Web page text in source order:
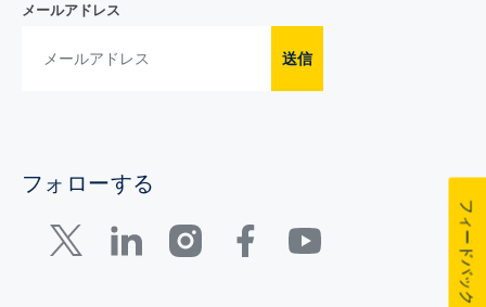
メールアドレス
送信
フォローする
フィードバック